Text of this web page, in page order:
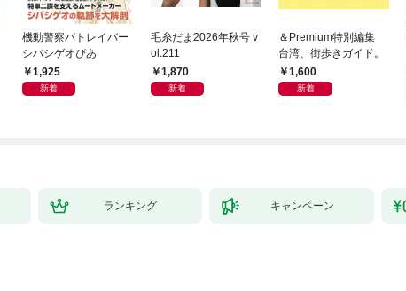
機動警察パトレイバー
シバシゲオぴあ
1,925
新着
毛糸だま2026年秋号 v
ol.211
1,870
新着
＆Premium特別編集
台湾、街歩きガイド。
1,600
新着
ランキング キャンペーン